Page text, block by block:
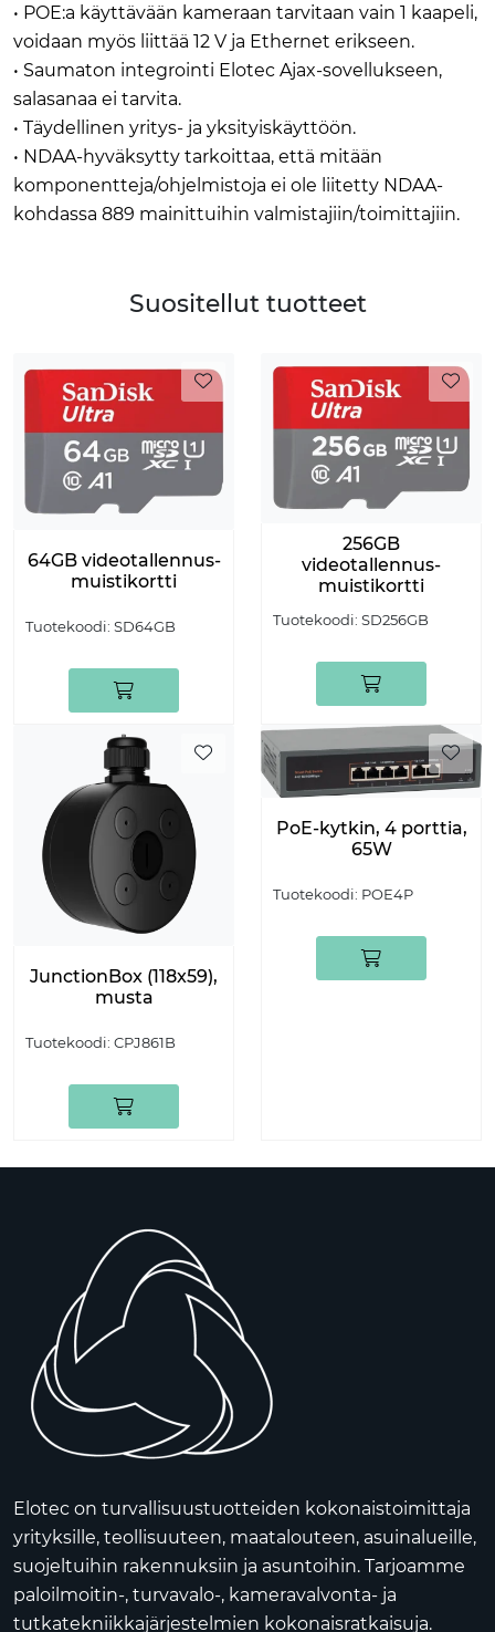
• POE:a käyttävään kameraan tarvitaan vain 1 kaapeli,
voidaan myös liittää 12 V ja Ethernet erikseen.
• Saumaton integrointi Elotec Ajax-sovellukseen,
salasanaa ei tarvita.
• Täydellinen yritys- ja yksityiskäyttöön.
• NDAA-hyväksytty tarkoittaa, että mitään
komponentteja/ohjelmistoja ei ole liitetty NDAA-
kohdassa 889 mainittuihin valmistajiin/toimittajiin.
Suositellut tuotteet
64GB videotallennus-
muistikortti
Tuotekoodi: SD64GB
256GB
videotallennus-
muistikortti
Tuotekoodi: SD256GB
JunctionBox (118x59),
musta
Tuotekoodi: CPJ861B
PoE-kytkin, 4 porttia,
65W
Tuotekoodi: POE4P
Elotec on turvallisuustuotteiden kokonaistoimittaja
yrityksille, teollisuuteen, maatalouteen, asuinalueille,
suojeltuihin rakennuksiin ja asuntoihin. Tarjoamme
paloilmoitin-, turvavalo-, kameravalvonta- ja
tutkatekniikkajärjestelmien kokonaisratkaisuja.